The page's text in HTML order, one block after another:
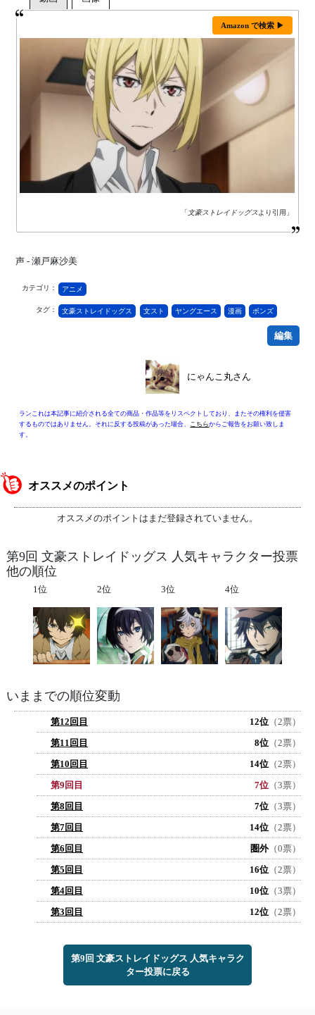
Amazon で検索 ▶
「文豪ストレイドッグスより引用」
声 - 瀬戸麻沙美
カテゴリ： アニメ
タグ： 文豪ストレイドッグス 文スト ヤングエース 漫画 ボンズ
編集
にゃんこ丸さん
ランこれは本記事に紹介される全ての商品・作品等をリスペクトしており、またその権利を侵害
するものではありません。それに反する投稿があった場合、 こちらからご報告をお願い致しま
す。
オススメのポイント
オススメのポイントはまだ登録されていません。
第9回 文豪ストレイドッグス 人気キャラクター投票
他の順位
1位 2位 3位 4位
いままでの順位変動
第12回目 12位 （2票）
第11回目
8位 （2票）
第10回目
14位 （2票）
第9回目
7位 （3票）
第8回目
7位 （3票）
第7回目
14位 （2票）
第6回目
圏外（0票）
第5回目
16位 （2票）
第4回目
10位 （3票）
第3回目
12位 （2票）
第9回 文豪ストレイドッグス 人気キャラク
ター投票に戻る